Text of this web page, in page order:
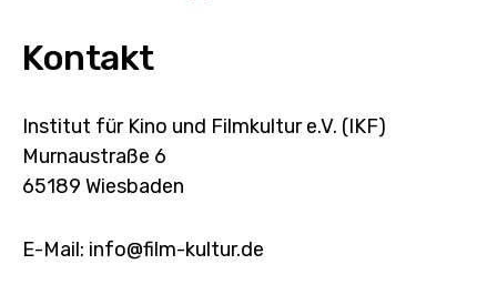
Kontakt
Institut für Kino und Filmkultur e.V. (IKF)
Murnaustraße 6
65189 Wiesbaden
E-Mail: info@film-kultur.de